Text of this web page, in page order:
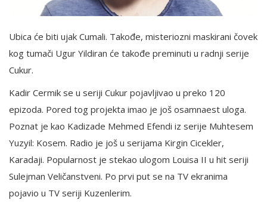
Ubica će biti ujak Cumali. Takođe, misteriozni maskirani čovek
kog tumači Ugur Yildiran će takođe preminuti u radnji serije
Cukur.
Kadir Cermik se u seriji Cukur pojavljivao u preko 120
epizoda. Pored tog projekta imao je još osamnaest uloga.
Poznat je kao Kadizade Mehmed Efendi iz serije Muhtesem
Yuzyil: Kosem. Radio je još u serijama Kirgin Cicekler,
Karadaji. Popularnost je stekao ulogom Louisa II u hit seriji
Sulejman Veličanstveni. Po prvi put se na TV ekranima
pojavio u TV seriji Kuzenlerim.